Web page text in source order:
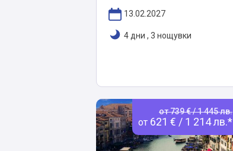
13.02.2027
4 дни , 3 нощувки
от 739 € / 1 445 лв.
от 621 € / 1 214 лв.*